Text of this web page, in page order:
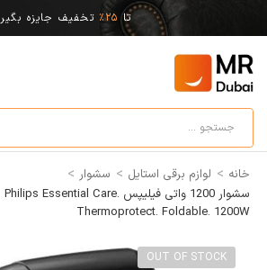
تا 25% تخفیف جایزه بگیر
خانه > لوازم برقی استایل > سشوار >
سشوار 1200 واتی فیلیپس Philips Essential Care.
Thermoprotect. Foldable. 1200W
OUT OF STOCK